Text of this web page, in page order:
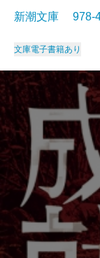
新潮文庫 978-
文庫電子書籍あり